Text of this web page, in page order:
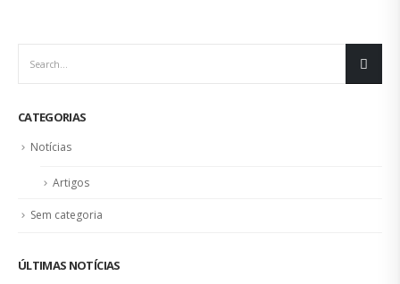
CATEGORIAS
Notícias
Artigos
Sem categoria
ÚLTIMAS NOTÍCIAS